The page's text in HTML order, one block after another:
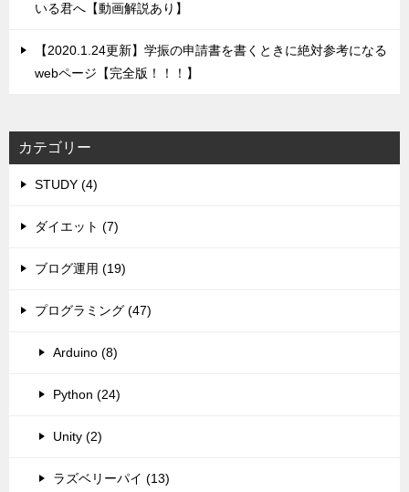
いる君へ【動画解説あり】
【2020.1.24更新】学振の申請書を書くときに絶対参考になる
webページ【完全版！！！】
カテゴリー
STUDY (4)
ダイエット (7)
ブログ運用 (19)
プログラミング (47)
Arduino (8)
Python (24)
Unity (2)
ラズベリーパイ (13)